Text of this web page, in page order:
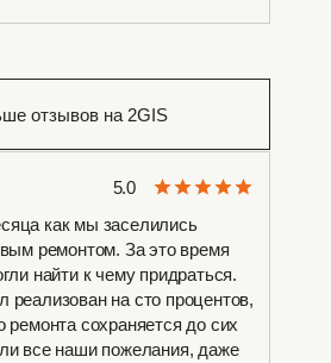
отзывов на 2GIS
как мы заселились
ремонтом. За это время
найти к чему придраться.
реализован на сто процентов,
ремонта сохраняется до сих
все наши пожелания, даже
5.0